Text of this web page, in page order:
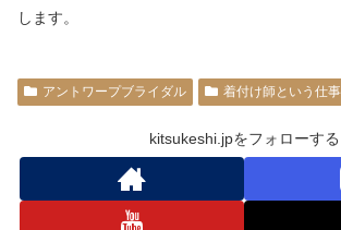
します。
アントワープブライダル 着付け師という仕事
kitsukeshi.jpをフォローする